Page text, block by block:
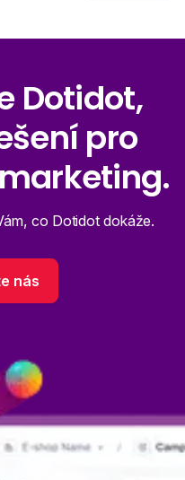
Dotidot,
pro
co Dotidot dokáže.
nás